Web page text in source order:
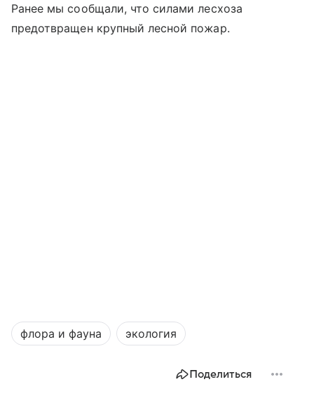
Ранее мы сообщали, что силами лесхоза
предотвращен крупный лесной пожар.
флора и фауна экология
Поделиться